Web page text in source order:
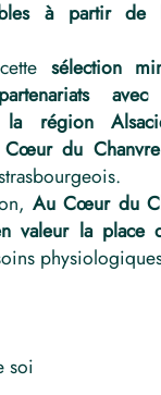
à partir
sélection
partenariats
région
du Chanvre
Au Cœur du
valeur la place
soi